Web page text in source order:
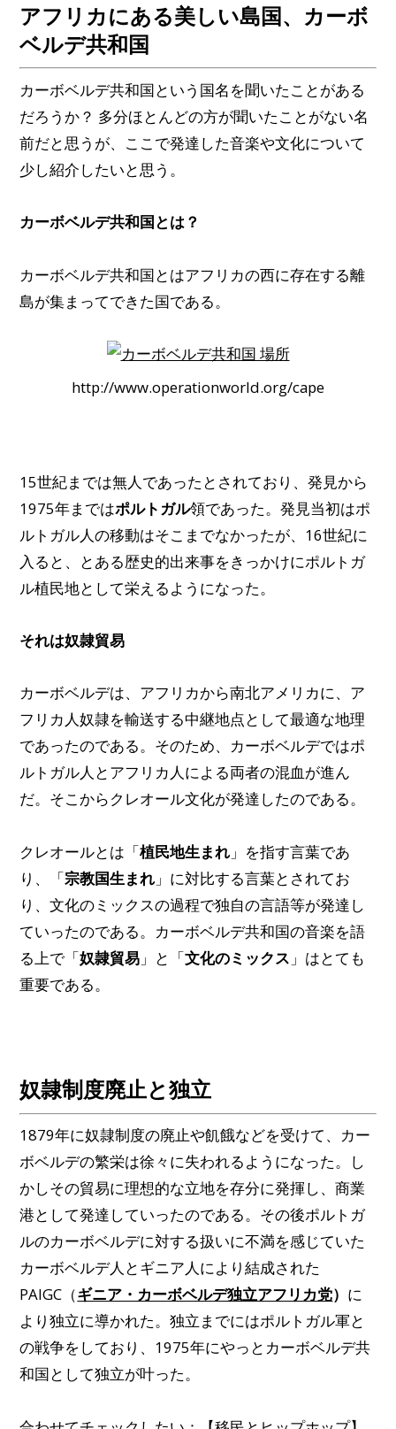
アフリカにある美しい島国、カーボ
ベルデ共和国
カーボベルデ共和国という国名を聞いたことがある
だろうか？ 多分ほとんどの方が聞いたことがない名
前だと思うが、ここで発達した音楽や文化について
少し紹介したいと思う。
カーボベルデ共和国とは？
カーボベルデ共和国とはアフリカの西に存在する離
島が集まってできた国である。
http://www.operationworld.org/cape
15世紀までは無人であったとされており、発見から
1975年まではポルトガル領であった。発見当初はポ
ルトガル人の移動はそこまでなかったが、16世紀に
入ると、とある歴史的出来事をきっかけにポルトガ
ル植民地として栄えるようになった。
それは奴隷貿易
カーボベルデは、アフリカから南北アメリカに、ア
フリカ人奴隷を輸送する中継地点として最適な地理
であったのである。そのため、カーボベルデではポ
ルトガル人とアフリカ人による両者の混血が進ん
だ。そこからクレオール文化が発達したのである。
クレオールとは「植民地生まれ 」を指す言葉であ
り、「宗教国生まれ 」に対比する言葉とされてお
り、文化のミックスの過程で独自の言語等が発達し
ていったのである。カーボベルデ共和国の音楽を語
る上で「奴隷貿易 」と「文化のミックス 」はとても
重要である。
奴隷制度廃止と独立
1879年に奴隷制度の廃止や飢餓などを受けて、カー
ボベルデの繁栄は徐々に失われるようになった。し
かしその貿易に理想的な立地を存分に発揮し、商業
港として発達していったのである。その後ポルトガ
ルのカーボベルデに対する扱いに不満を感じていた
カーボベルデ人とギニア人により結成された
PAIGC（ギニア・カーボベルデ独立アフリカ党） に
より独立に導かれた。独立までにはポルトガル軍と
の戦争をしており、1975年にやっとカーボベルデ共
和国として独立が叶った。